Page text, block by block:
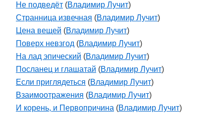
Не подведёт (Владимир Лучит)
Странница извечная (Владимир Лучит)
Цена вещей (Владимир Лучит)
Поверх невзгод (Владимир Лучит)
На лад эпический (Владимир Лучит)
Посланец и глашатай (Владимир Лучит)
Если приглядеться (Владимир Лучит)
Взаимоотражения (Владимир Лучит)
И корень, и Первопричина (Владимир Лучит)